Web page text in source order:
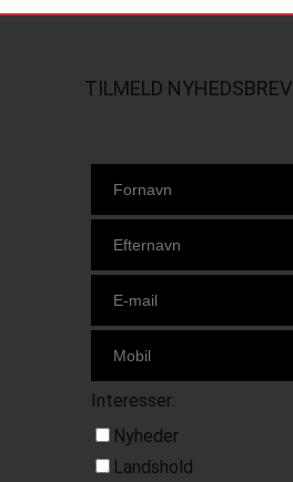
TILMELD NYHEDSBREV
Interesser:
Nyheder
Landshold